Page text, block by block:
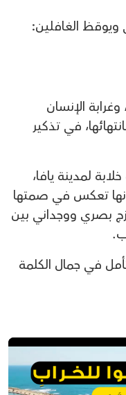
الغافلين:
الإنسان
في تذكير
لمدينة يافا،
تعكس في صمتها
بصري ووجداني بين
في جمال الكلمة